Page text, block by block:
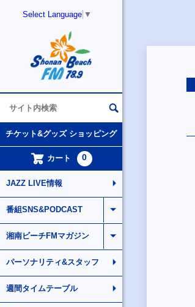
Select Language ▼
チケット&グッズ ショッピング
カート 0
JAZZ LIVE情報
番組SNS&PODCAST
湘南ビーチFMマガジン
パーソナリティ&スタッフ
週間タイムテーブル